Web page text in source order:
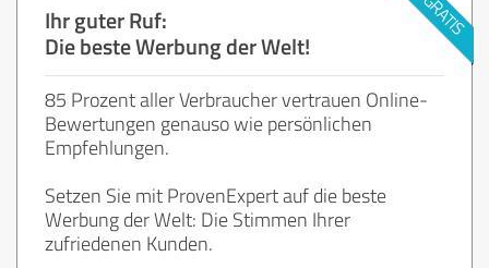
Ihr guter Ruf:
Die beste Werbung der Welt!
85 Prozent aller Verbraucher vertrauen Online-
Bewertungen genauso wie persönlichen
Empfehlungen.
Setzen Sie mit ProvenExpert auf die beste
Werbung der Welt: Die Stimmen Ihrer
zufriedenen Kunden.